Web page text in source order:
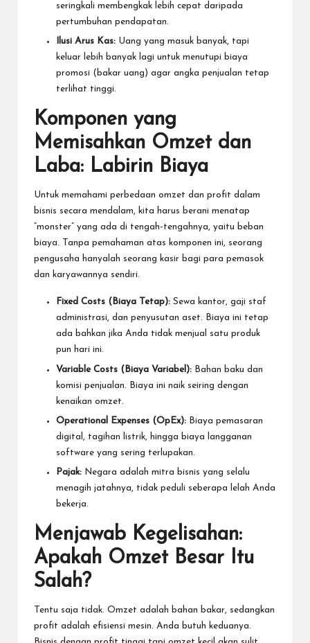
seringkali membengkak lebih cepat daripada
pertumbuhan pendapatan.
Ilusi Arus Kas: Uang yang masuk banyak, tapi
keluar lebih banyak lagi untuk menutupi biaya
promosi (bakar uang) agar angka penjualan tetap
terlihat tinggi.
Komponen yang
Memisahkan Omzet dan
Laba: Labirin Biaya
Untuk memahami perbedaan omzet dan profit dalam
bisnis secara mendalam, kita harus berani menatap
“monster” yang ada di tengah-tengahnya, yaitu beban
biaya. Tanpa pemahaman atas komponen ini, seorang
pengusaha hanyalah seorang kasir bagi para pemasok
dan karyawannya sendiri.
Fixed Costs (Biaya Tetap): Sewa kantor, gaji staf
administrasi, dan penyusutan aset. Biaya ini tetap
ada bahkan jika Anda tidak menjual satu produk
pun hari ini.
Variable Costs (Biaya Variabel): Bahan baku dan
komisi penjualan. Biaya ini naik seiring dengan
kenaikan omzet.
Operational Expenses (OpEx): Biaya pemasaran
digital, tagihan listrik, hingga biaya langganan
software yang sering terlupakan.
Pajak: Negara adalah mitra bisnis yang selalu
menagih jatahnya, tidak peduli seberapa lelah Anda
bekerja.
Menjawab Kegelisahan:
Apakah Omzet Besar Itu
Salah?
Tentu saja tidak. Omzet adalah bahan bakar, sedangkan
profit adalah efisiensi mesin. Anda butuh keduanya.